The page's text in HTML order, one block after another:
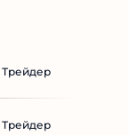
Трейдер
Трейдер